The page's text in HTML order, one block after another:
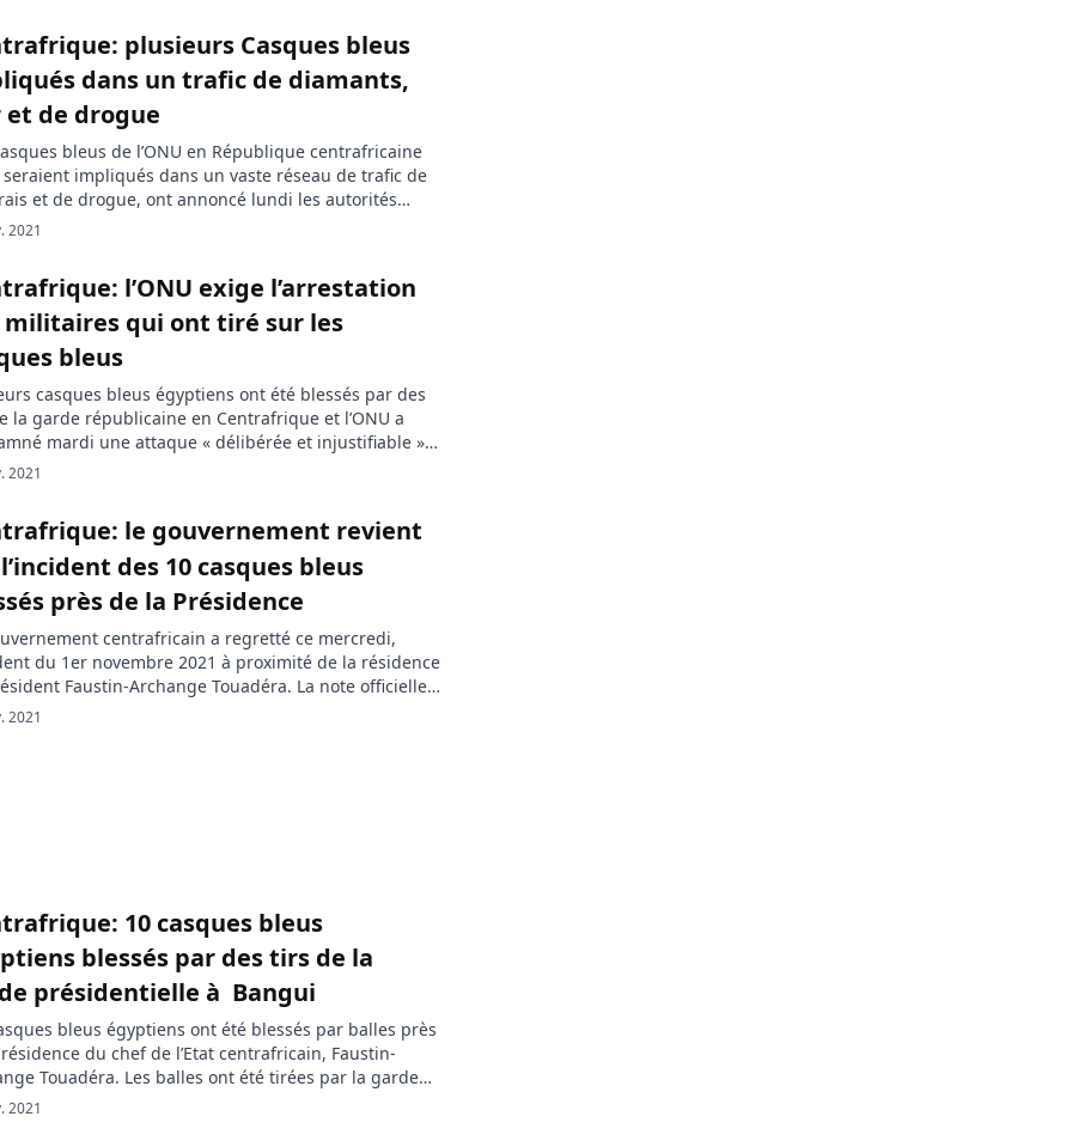
plusieurs Casques bleus
dans un trafic de diamants,
et de drogue
bleus de l’ONU en République centrafricaine
seraient impliqués dans un vaste réseau de trafic de
et de drogue, ont annoncé lundi les autorités
Selon les informations rapportés par Reuters,
[…]
2021
l’ONU exige l’arrestation
militaires qui ont tiré sur les
bleus
casques bleus égyptiens ont été blessés par des
la garde républicaine en Centrafrique et l’ONU a
mardi une attaque « délibérée et injustifiable ».
on apprend que l’organisation exige l’arrestation
déclaré […]
2021
le gouvernement revient
des 10 casques bleus
près de la Présidence
centrafricain a regretté ce mercredi,
du 1er novembre 2021 à proximité de la résidence
Faustin-Archange Touadéra. La note officielle
a cet effet, déplore également le décès d’une fille
2021
10 casques bleus
blessés par des tirs de la
présidentielle à Bangui
bleus égyptiens ont été blessés par balles près
du chef de l’Etat centrafricain, Faustin-
Touadéra. Les balles ont été tirées par la garde
La mission onusienne de maintien de la paix
2021